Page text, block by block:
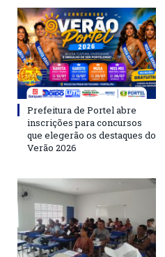
Prefeitura de Portel abre
inscrições para concursos
que elegerão os destaques do
Verão 2026